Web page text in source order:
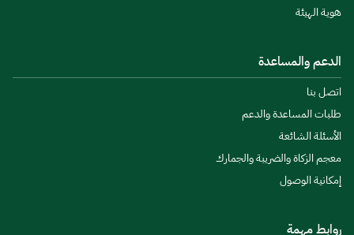
هوية الهيئة
الدعم والمساعدة
اتصل بنا
طلبات المساعدة والدعم
الأسئلة الشائعة
معجم الزكاة والضريبة والجمارك
إمكانية الوصول
روابط مهمة